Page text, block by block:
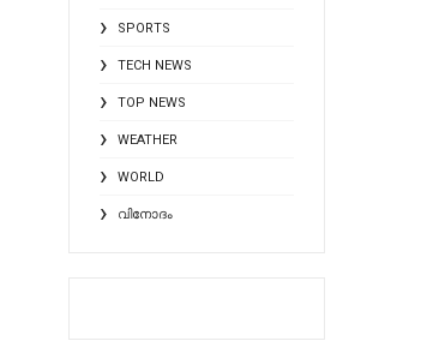
SPORTS
TECH NEWS
TOP NEWS
WEATHER
WORLD
വിനോദം